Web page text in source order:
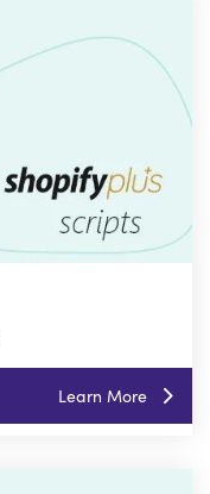
Learn More